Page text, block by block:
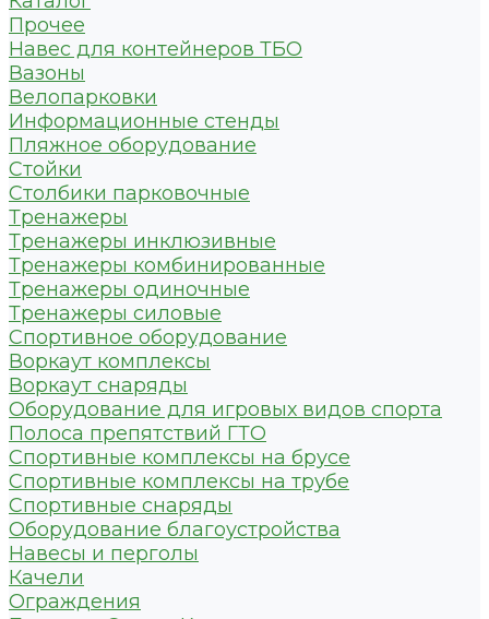
Прочее
Навес для контейнеров ТБО
Вазоны
Велопарковки
Информационные стенды
Пляжное оборудование
Стойки
Столбики парковочные
Тренажеры
Тренажеры инклюзивные
Тренажеры комбинированные
Тренажеры одиночные
Тренажеры силовые
Спортивное оборудование
Воркаут комплексы
Воркаут снаряды
Оборудование для игровых видов спорта
Полоса препятствий ГТО
Спортивные комплексы на брусе
Спортивные комплексы на трубе
Спортивные снаряды
Оборудование благоустройства
Навесы и перголы
Качели
Ограждения